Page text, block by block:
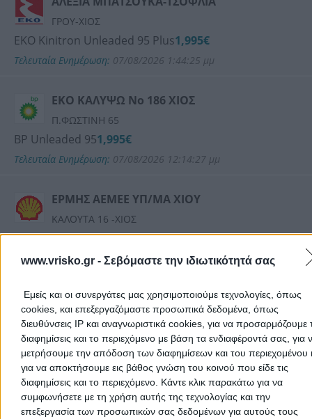
www.vrisko.gr - Σεβόμαστε την ιδιωτικότητά σας
Εμείς και οι συνεργάτες μας χρησιμοποιούμε τεχνολογίες, όπως
cookies, και επεξεργαζόμαστε προσωπικά δεδομένα, όπως
διευθύνσεις IP και αναγνωριστικά cookies, για να προσαρμόζουμε
διαφημίσεις και το περιεχόμενο με βάση τα ενδιαφέροντά σας, για
μετρήσουμε την απόδοση των διαφημίσεων και του περιεχομένου
για να αποκτήσουμε εις βάθος γνώση του κοινού που είδε τις
διαφημίσεις και το περιεχόμενο. Κάντε κλικ παρακάτω για να
συμφωνήσετε με τη χρήση αυτής της τεχνολογίας και την
επεξεργασία των προσωπικών σας δεδομένων για αυτούς τους
ΓΡΟΥ-ΧΙΟΣ
ΕΚΟ Kinitron Unleaded 95 Plus1,995€
Τελευταία Ενημέρωση: 07/08/2026 1:44:25 μμ
ΕΚΟ ΚΑΛΥΨΩ Νο 186 ΧΙΟΣ
Π.ΦΩΣΤΙΝΗ 65
BP Unleaded 951,995€
Τελευταία Ενημέρωση: 07/08/2026 12:14:27 μμ
ΕΡΜΗΣ ΑΕΜΕΕ ΥΠ/ΜΑ ΧΙΟΥ
ΚΑΛΟΥΤΑ 16 -ΧΙΟΣ
Shell Αμόλυβδη Ενισχυμένη 95 οκτανίων1,998€
Τελευταία Ενημέρωση: 09/08/2026 6:53:39 πμ
ΔΕΣΠΟΙΝΑ Λ. ΓΛΥΠΤΗ
ΠΕΡΙΦΕΡΕΙΑΚΟΣ ΧΙΟΥ-ΒΡΟΝΤΑΔΟΥ, ΚΑΣΤΡΟΜΗΝΑ
Revoil Αμόλυβδη 95 Revolution1,998€
Τελευταία Ενημέρωση: 04/08/2026 3:38:38 μμ
ΖΟΥΜΑΣ ΘΕΟΔΩΡΟΣ ΤΟΥ
ΔΗΜΗΤΡΙΟΥ